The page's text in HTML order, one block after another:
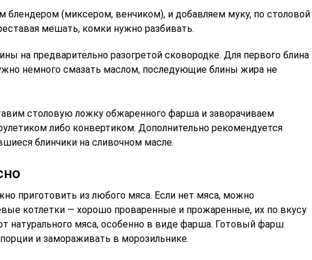
блендером (миксером, венчиком), и добавляем муку, по столовой
мешать, комки нужно разбивать.
на предварительно разогретой сковородке. Для первого блина
немного смазать маслом, последующие блины жира не
столовую ложку обжаренного фарша и заворачиваем
либо конвертиком. Дополнительно рекомендуется
блинчики на сливочном масле.
приготовить из любого мяса. Если нет мяса, можно
котлетки — хорошо проваренные и прожаренные, их по вкусу
натурального мяса, особенно в виде фарша. Готовый фарш
и замораживать в морозильнике.